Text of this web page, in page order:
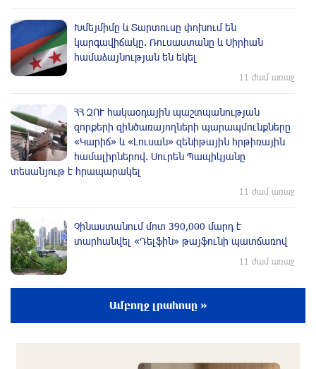
Խմեյմիմը և Տարտուսը փոխում են
կարգավիճակը. Ռուսաստանը և Սիրիան
համաձայնության են եկել
11 ժամ առաջ
ՀՀ ԶՈՒ հակաօդային պաշտպանության
զորքերի զինծառայողների պարապմունքները
«Կարիճ» և «Լուսան» զենիթային հրթիռային
համալիրներով. Սուրեն Պապիկյանը
տեսանյութ է հրապարակել
11 ժամ առաջ
Չինաստանում մոտ 390,000 մարդ է
տարհանվել «Դելֆին» թայֆունի պատճառով
11 ժամ առաջ
ՀՀ-ն պատրաստակամ է խորացնելու
Ամբողջ լրահոսը »